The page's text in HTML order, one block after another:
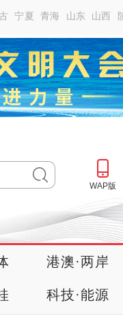
宁夏 青海 山东 山西
WAP版
港澳·两岸
科技·能源